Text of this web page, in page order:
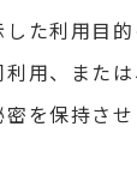
た利用目
用、また
を保持さ